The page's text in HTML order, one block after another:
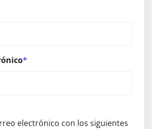
*
electrónico con los siguientes